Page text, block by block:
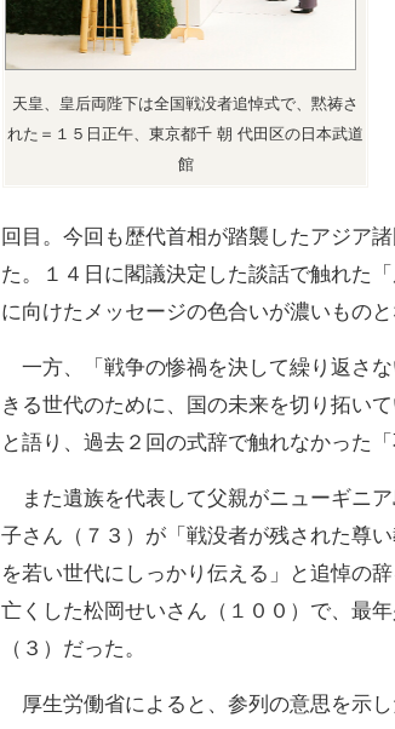
天皇、皇后両陛下は全国戦没者追悼式で、黙祷さ
れた＝１５日正午、東京都千 朝 代田区の日本武道
館
回目。今回も歴代首相が踏襲したアジア
た。１４日に閣議決定した談話で触れた
に向けたメッセージの色合いが濃いものと
一方、「戦争の惨禍を決して繰り返さ
きる世代のために、国の未来を切り拓い
と語り、過去２回の式辞で触れなかった
また遺族を代表して父親がニューギニ
子さん（７３）が「戦没者が残された尊
を若い世代にしっかり伝える」と追悼の
亡くした松岡せいさん（１００）で、最
（３）だった。
厚生労働省によると、参列の意思を示